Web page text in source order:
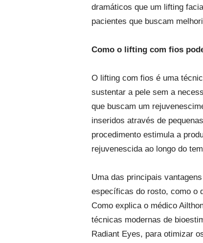
dramáticos que um lifting
pacientes que buscam
Como o lifting com fios
O lifting com fios é uma
sustentar a pele sem a
que buscam um
inseridos através de
procedimento estimula a
rejuvenescida ao longo do
Uma das principais
específicas do rosto, como o
Como explica o médico
técnicas modernas de
Radiant Eyes, para otimizar